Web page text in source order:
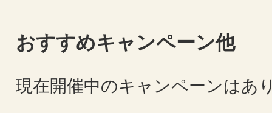
おすすめキャンペーン他
現在開催中のキャンペーンはあ